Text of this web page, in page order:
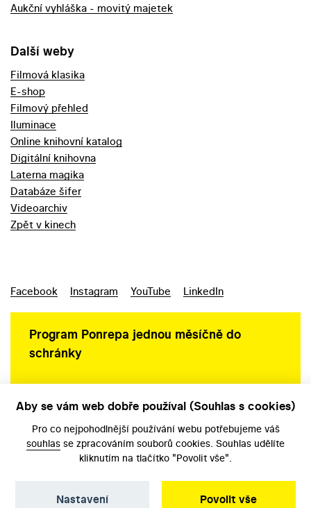
Aukční vyhláška - movitý majetek
Další weby
Filmová klasika
E-shop
Filmový přehled
Iluminace
Online knihovní katalog
Digitální knihovna
Laterna magika
Databáze šifer
Videoarchiv
Zpět v kinech
Facebook Instagram YouTube LinkedIn
Program Ponrepa jednou měsíčně do
schránky
Aby se vám web dobře používal (Souhlas s cookies)
Pro co nejpohodlnější používání webu potřebujeme váš
souhlas se zpracováním souborů cookies. Souhlas udělíte
kliknutím na tlačítko "Povolit vše".
Povolit vše
Nastavení